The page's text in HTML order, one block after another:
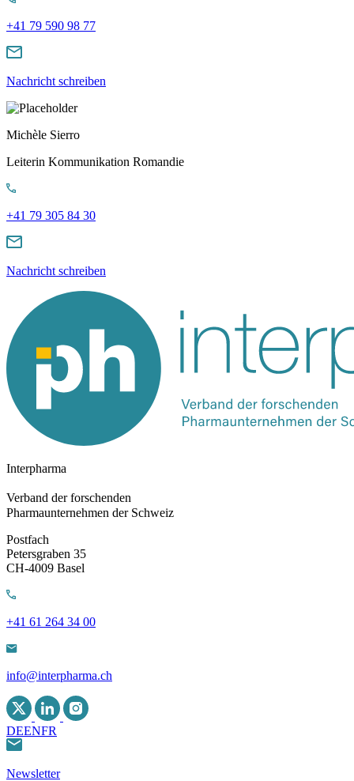
+41 79 590 98 77
Nachricht schreiben
Michèle Sierro
Leiterin Kommunikation Romandie
+41 79 305 84 30
Nachricht schreiben
Interpharma
Verband der forschenden
Pharmaunternehmen der Schweiz
Postfach
Petersgraben 35
CH-4009 Basel
+41 61 264 34 00
info@interpharma.ch
DEENFR
Newsletter